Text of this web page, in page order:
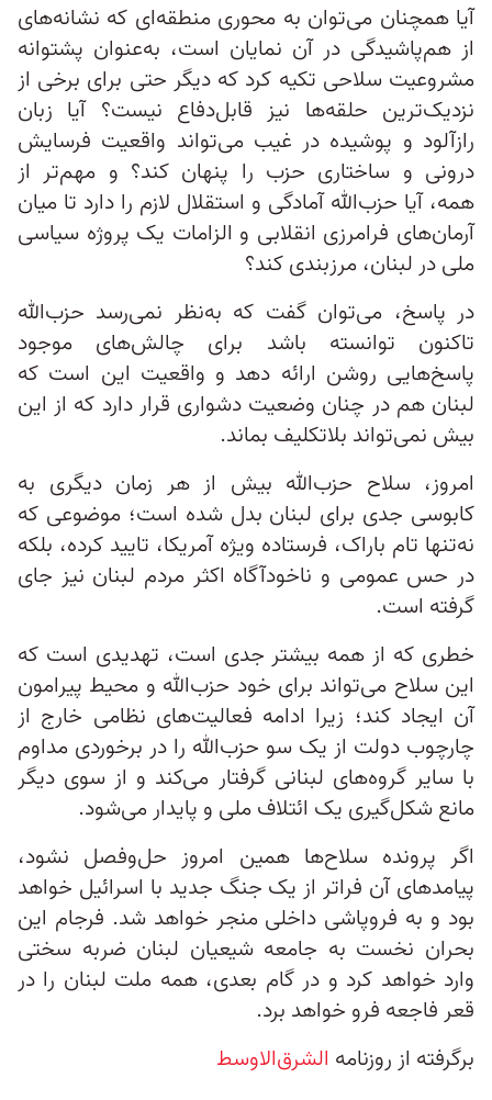
آیا همچنان می‌توان به محوری منطقه‌ای که نشانه‌های
از هم‌پاشیدگی در آن نمایان است، به‌عنوان پشتوانه
مشروعیت سلاحی تکیه کرد که دیگر حتی برای برخی از
نزدیک‌ترین حلقه‌ها نیز قابل‌دفاع نیست؟ آیا زبان
رازآلود و پوشیده در غیب می‌تواند واقعیت فرسایش
درونی و ساختاری حزب را پنهان کند؟ و مهم‌تر از
همه، آیا حزب‌الله آمادگی و استقلال لازم را دارد تا میان
آرمان‌های فرامرزی انقلابی و الزامات یک پروژه سیاسی
ملی در لبنان، مرزبندی کند؟
در پاسخ، می‌توان گفت که به‌نظر نمی‌رسد حزب‌الله
تاکنون توانسته باشد برای چالش‌های موجود
پاسخ‌هایی روشن ارائه دهد و واقعیت این است که
لبنان هم در چنان وضعیت دشواری قرار دارد که از این
بیش نمی‌تواند بلاتکلیف بماند.
امروز، سلاح حزب‌الله بیش از هر زمان دیگری به
کابوسی جدی برای لبنان بدل شده است؛ موضوعی که
نه‌تنها تام باراک، فرستاده ويژه آمریکا، تایید کرده، بلکه
در حس عمومی و ناخودآگاه اکثر مردم لبنان نیز جای
گرفته است.
خطری که از همه بیشتر جدی است، تهدیدی است که
این سلاح می‌تواند برای خود حزب‌الله و محیط پیرامون
آن ایجاد کند؛ زیرا ادامه‌ فعالیت‌های نظامی خارج از
چارچوب دولت از یک سو حزب‌الله را در برخوردی مداوم
با سایر گروه‌های لبنانی گرفتار می‌کند و از سوی دیگر
مانع شکل‌گیری یک ائتلاف ملی و پایدار می‌شود.
اگر پرونده سلاح‌ها همین امروز حل‌وفصل نشود،
پیامدهای آن فراتر از یک جنگ جدید با اسرائیل خواهد
بود و به فروپاشی داخلی‌ منجر خواهد شد. فرجام این
بحران نخست به جامعه شیعیان لبنان ضربه سختی
وارد خواهد کرد و در گام بعدی، همه ملت لبنان را در
قعر فاجعه فرو خواهد برد.
برگرفته از روزنامه الشرق‌الاوسط